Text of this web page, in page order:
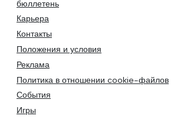
бюллетень
Карьера
Контакты
Положения и условия
Реклама
Политика в отношении cookie-файлов
События
Игры